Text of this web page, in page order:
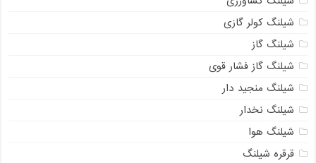
شیلنگ کولر گازی
شیلنگ گاز
شیلنگ گاز فشار قوی
شیلنگ منجید دار
شیلنگ نخدار
شیلنگ هوا
قرقره شیلنگ